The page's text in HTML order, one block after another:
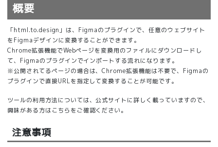
概要
「html.to.design」は、Figmaのプラグインで、任意のウェブサイト
をFigmaデザインに変換することができます。
Chrome拡張機能でWebページを変換用のファイルにダウンロードし
て、Figmaのプラグインでインポートする流れになります。
※公開されてるページの場合は、Chrome拡張機能は不要で、Figmaの
プラグインで直接URLを指定して変換することが可能です。
ツールの利用方法については、公式サイトに詳しく載っていますので、
興味がある方は こちら をご確認ください。
注意事項